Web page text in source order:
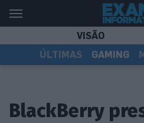
VISÃO
ÚLTIMAS
GAMING
BlackBerry